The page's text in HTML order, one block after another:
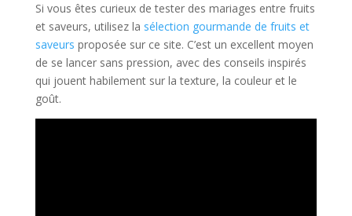
Si vous êtes curieux de tester des mariages entre fruits
et saveurs, utilisez la sélection gourmande de fruits et
saveurs proposée sur ce site. C’est un excellent moyen
de se lancer sans pression, avec des conseils inspirés
qui jouent habilement sur la texture, la couleur et le
goût.